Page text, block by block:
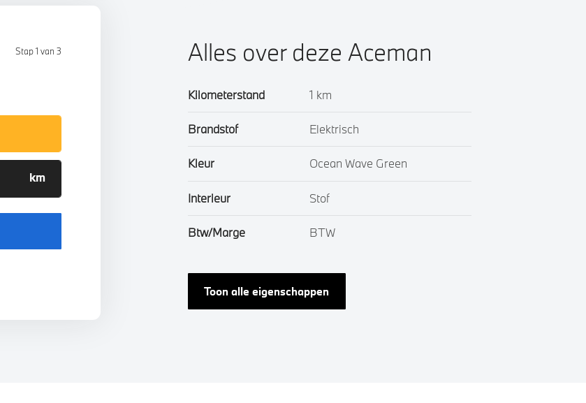
Stap 1 van 3 Alles over deze Aceman
Kilometerstand 1 km
Brandstof Elektrisch
Kleur Ocean Wave Green
Interieur Stof
Btw/Marge BTW
Toon alle eigenschappen